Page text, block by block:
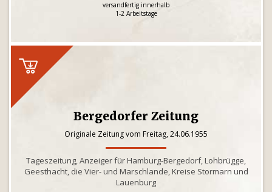
versandfertig innerhalb
1-2 Arbeitstage
Bergedorfer Zeitung
Originale Zeitung vom Freitag, 24.06.1955
Tageszeitung, Anzeiger für Hamburg-Bergedorf, Lohbrügge,
Geesthacht, die Vier- und Marschlande, Kreise Stormarn und
Lauenburg